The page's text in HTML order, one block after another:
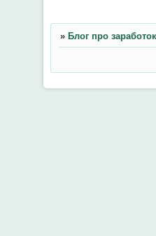
» Блог про заработок